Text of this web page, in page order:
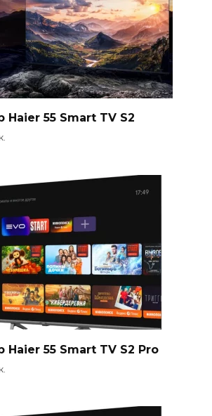
Haier 55 Smart TV S2
Haier 55 Smart TV S2 Pro